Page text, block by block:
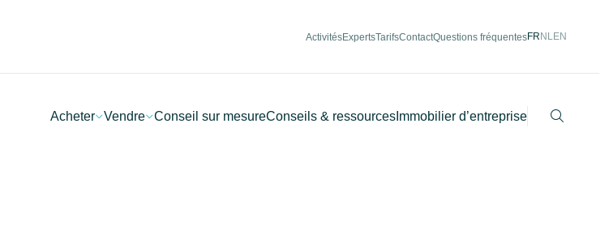
ActivitésExpertsTarifsContactQuestions fréquentesFR NLEN
Acheter Vendre Conseil sur mesureConseils & ressources Immobilier d’entreprise